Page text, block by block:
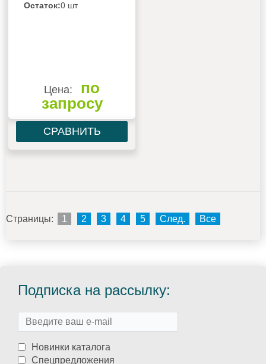
Остаток:0 шт
Цена:
по
запросу
СРАВНИТЬ
Страницы: 1 2 3 4 5 След. Все
Подписка на рассылку:
Новинки каталога
Спецпредложения